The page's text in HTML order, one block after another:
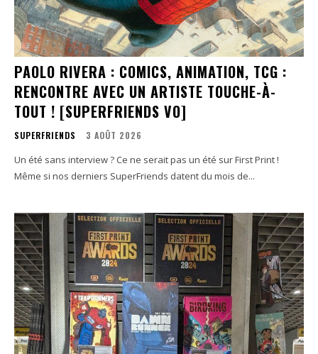
PAOLO RIVERA : COMICS, ANIMATION, TCG :
RENCONTRE AVEC UN ARTISTE TOUCHE-À-
TOUT ! [SUPERFRIENDS VO]
SUPERFRIENDS 3 AOÛT 2026
Un été sans interview ? Ce ne serait pas un été sur First Print !
Même si nos derniers SuperFriends datent du mois de...